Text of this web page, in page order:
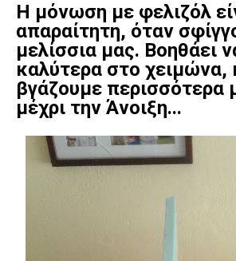
Η μόνωση με φελιζόλ
απαραίτητη, όταν
μελίσσια μας. Βοηθάει
καλύτερα στο χειμώνα,
βγάζουμε περισσότερα
μέχρι την Άνοιξη...